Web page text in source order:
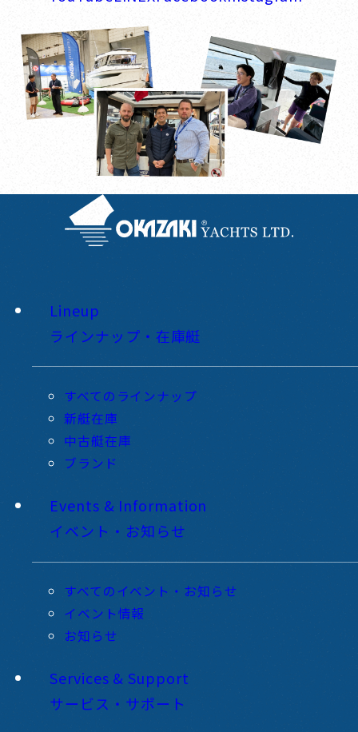
Lineup
ラインナップ・在庫艇
すべてのラインナップ
新艇在庫
中古艇在庫
ブランド
Events & Information
イベント・お知らせ
すべてのイベント・お知らせ
イベント情報
お知らせ
Services & Support
サービス・サポート